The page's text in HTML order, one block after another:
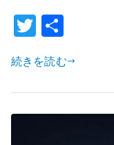
だ
け
を
う
べ
GRE
/
IP6GRE
経
路
T
w
it
te
r
続きを読む